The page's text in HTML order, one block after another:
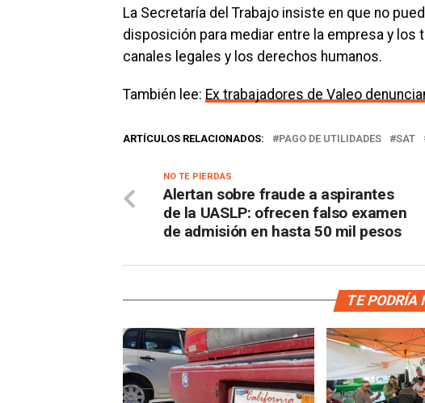
La Secretaría del Trabajo insiste en que no
disposición para mediar entre la empresa y
canales legales y los derechos humanos.
También lee: Ex trabajadores de Valeo
ARTÍCULOS RELACIONADOS: PAGO DE UTILIDADES SAT
NO TE PIERDAS
Alertan sobre fraude a aspirantes
de la UASLP: ofrecen falso examen
de admisión en hasta 50 mil pesos
TE PODRÍA